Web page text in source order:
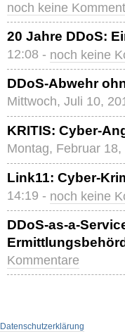
noch keine
20 Jahre DDoS:
12:08 - noch keine
DDoS-Abwehr
Mittwoch, Juli 10,
KRITIS: Cyber-
Montag, Februar
Link11: Cyber-
14:19 - noch keine
DDoS-as-a-
Kommentare
Datenschutzerklärung